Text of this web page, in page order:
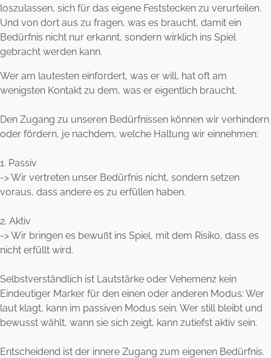
loszulassen, sich für das eigene Feststecken zu verurteilen.
Und von dort aus zu fragen, was es braucht, damit ein
Bedürfnis nicht nur erkannt, sondern wirklich ins Spiel
gebracht werden kann.
Wer am lautesten einfordert, was er will, hat oft am
wenigsten Kontakt zu dem, was er eigentlich braucht.
Den Zugang zu unseren Bedürfnissen können wir verhindern
oder fördern, je nachdem, welche Haltung wir einnehmen:
1. Passiv
-> Wir vertreten unser Bedürfnis nicht, sondern setzen
voraus, dass andere es zu erfüllen haben.
2. Aktiv
-> Wir bringen es bewußt ins Spiel, mit dem Risiko, dass es
nicht erfüllt wird.
Selbstverständlich ist Lautstärke oder Vehemenz kein
Eindeutiger Marker für den einen oder anderen Modus: Wer
laut klagt, kann im passiven Modus sein. Wer still bleibt und
bewusst wählt, wann sie sich zeigt, kann zutiefst aktiv sein.
Entscheidend ist der innere Zugang zum eigenen Bedürfnis.